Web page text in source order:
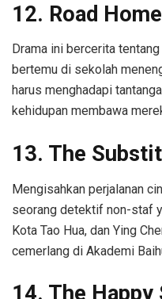
12. Road
Drama ini bercerita
bertemu di sekolah
harus menghadapi
kehidupan membawa
13. The
Mengisahkan perjalanan
seorang detektif non-staf
Kota Tao Hua, dan Ying
cemerlang di Akademi
14. The Happy